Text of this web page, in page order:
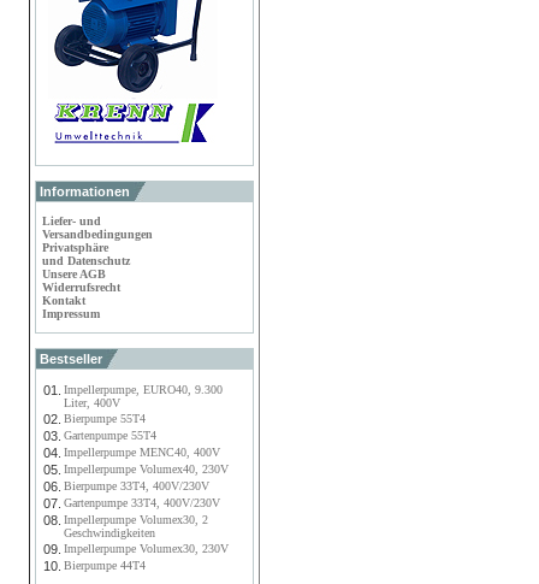
Informationen
Liefer- und
Versandbedingungen
Privatsphäre
und Datenschutz
Unsere AGB
Widerrufsrecht
Kontakt
Impressum
Bestseller
01.
Impellerpumpe, EURO40, 9.300
Liter, 400V
02. Bierpumpe 55T4
03. Gartenpumpe 55T4
04. Impellerpumpe MENC40, 400V
05. Impellerpumpe Volumex40, 230V
06. Bierpumpe 33T4, 400V/230V
07. Gartenpumpe 33T4, 400V/230V
08. Impellerpumpe Volumex30, 2
Geschwindigkeiten
09. Impellerpumpe Volumex30, 230V
10. Bierpumpe 44T4